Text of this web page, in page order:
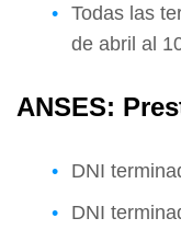
Todas las
de abril al
ANSES:
DNI
DNI